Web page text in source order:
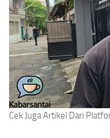
Cek Juga Artikel Dari